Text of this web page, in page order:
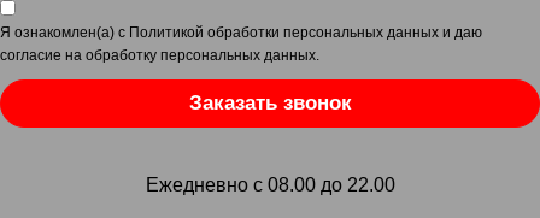
Я ознакомлен(а) с Политикой обработки персональных данных и даю
согласие на обработку персональных данных
Заказать звонок
Ежедневно с 08.00 до 22.00